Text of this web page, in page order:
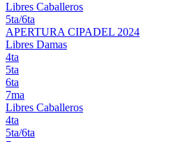
Libres Caballeros
5ta/6ta
APERTURA CIPADEL 2024
Libres Damas
4ta
5ta
6ta
7ma
Libres Caballeros
4ta
5ta/6ta